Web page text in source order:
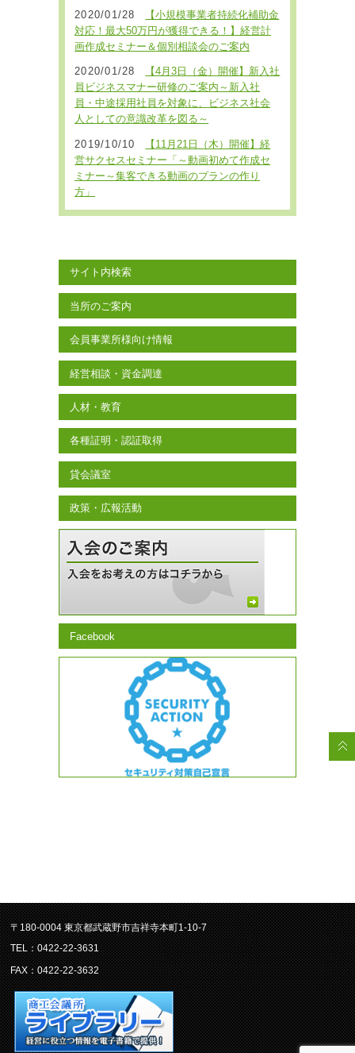
2020/01/28
【小規模事業者持続化補助金
対応！最大50万円が獲得できる！】経営計
画作成セミナー＆個別相談会のご案内
2020/01/28
【4月3日（金）開催】新入社
員ビジネスマナー研修のご案内～新入社
員・中途採用社員を対象に、ビジネス社会
人としての意識改革を図る～
2019/10/10
【11月21日（木）開催】経
営サクセスセミナー「～動画初めて作成セ
ミナー～集客できる動画のプランの作り
方」
サイト内検索
当所のご案内
会員事業所様向け情報
経営相談・資金調達
人材・教育
各種証明・認証取得
貸会議室
政策・広報活動
Facebook
〒180-0004 東京都武蔵野市吉祥寺本町1-10-7
TEL：0422-22-3631
FAX：0422-22-3632